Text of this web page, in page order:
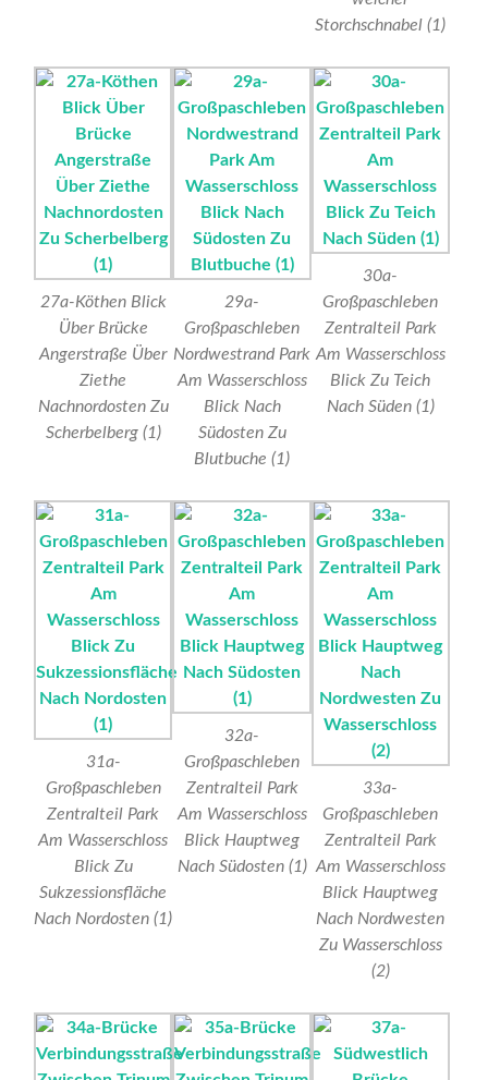
Storchschnabel (1)
27a-Köthen Blick
Über Brücke
Angerstraße Über
Ziethe
Nachnordosten Zu
Scherbelberg (1)
29a-
Großpaschleben
Nordwestrand Park
Am Wasserschloss
Blick Nach
Südosten Zu
Blutbuche (1)
30a-
Großpaschleben
Zentralteil Park
Am Wasserschloss
Blick Zu Teich
Nach Süden (1)
31a-
Großpaschleben
Zentralteil Park
Am Wasserschloss
Blick Zu
Sukzessionsfläche
Nach Nordosten (1)
32a-
Großpaschleben
Zentralteil Park
Am Wasserschloss
Blick Hauptweg
Nach Südosten (1)
33a-
Großpaschleben
Zentralteil Park
Am Wasserschloss
Blick Hauptweg
Nach Nordwesten
Zu Wasserschloss
(2)